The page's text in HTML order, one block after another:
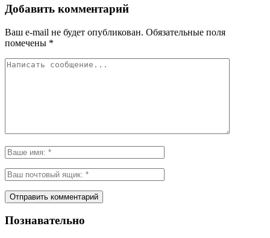
Добавить комментарий
Ваш e-mail не будет опубликован. Обязательные поля
помечены *
Познавательно